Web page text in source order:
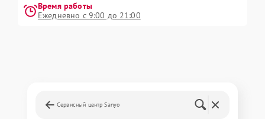
Время работы
Ежедневно с 9:00 до 21:00
Сервисный центр Sanyo